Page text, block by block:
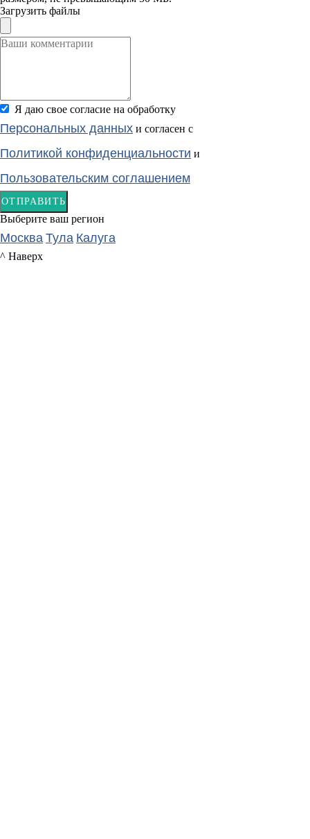
Загрузить файлы
Я даю свое согласие на обработку
Персональных данных и согласен с
Политикой конфиденциальности и
Пользовательским соглашением
ОТПРАВИТЬ
Выберите ваш регион
Москва Тула Калуга
^ Наверх